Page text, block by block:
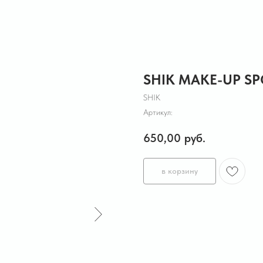
SHIK MAKE-UP
SHIK
Артикул:
650,00 руб.
в корзину